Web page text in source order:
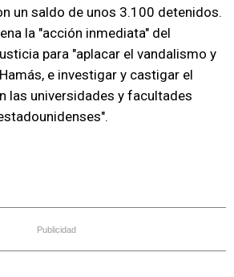
un saldo de unos 3.100 detenidos.
la "acción inmediata" del
para "aplacar el vandalismo y
e investigar y castigar el
las universidades y facultades
Publicidad